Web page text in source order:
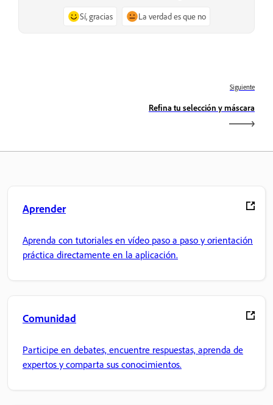
Sí, gracias La verdad es que no
Siguiente
Refina tu selección y máscara
Aprender
Aprenda con tutoriales en vídeo paso a paso y orientación
práctica directamente en la aplicación.
Comunidad
Participe en debates, encuentre respuestas, aprenda de
expertos y comparta sus conocimientos.